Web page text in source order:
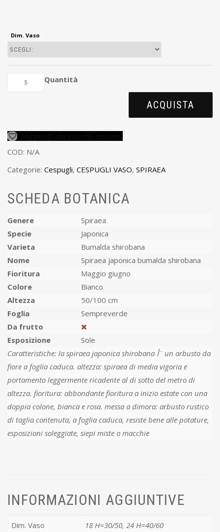
Dim. Vaso
Quantità
ACQUISTA
COD: N/A
Categorie: Cespugli, CESPUGLI VASO, SPIRAEA
SCHEDA BOTANICA
Genere
Spiraea
Specie
Japonica
Varieta
Bumalda shirobana
Nome
Spiraea japonica bumalda shirobana
Fioritura
Maggio giugno
Colore
Bianco
Altezza
50/100 cm
Foglia
Sempreverde
Da frutto
Esposizione
Sole
Caratteristiche: la spiraea japonica shirobana أ¨ un arbusto da
fiore a foglia caduca. altezza: spiraea di media vigoria e
portamento leggermente ricadente al di sotto del metro di
altezza. fioritura: abbondante fioritura a inizio estate con una
doppia colone, bianca e rosa. messa a dimora: arbusto rustico
di taglia contenuta, a foglia caduca, resiste bene alle potature,
esposizioni soleggiate, siepi miste o macchie
INFORMAZIONI AGGIUNTIVE
Dim. Vaso 18 H=30/50, 24 H=40/60